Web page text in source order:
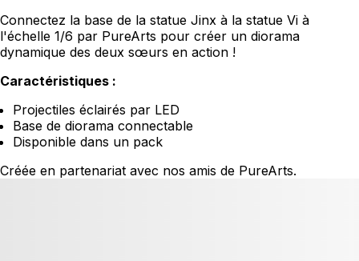
Connectez la base de la statue Jinx à la statue Vi à
l'échelle 1/6 par PureArts pour créer un diorama
dynamique des deux sœurs en action !
Caractéristiques :
Projectiles éclairés par LED
Base de diorama connectable
Disponible dans un pack
Créée en partenariat avec nos amis de PureArts.